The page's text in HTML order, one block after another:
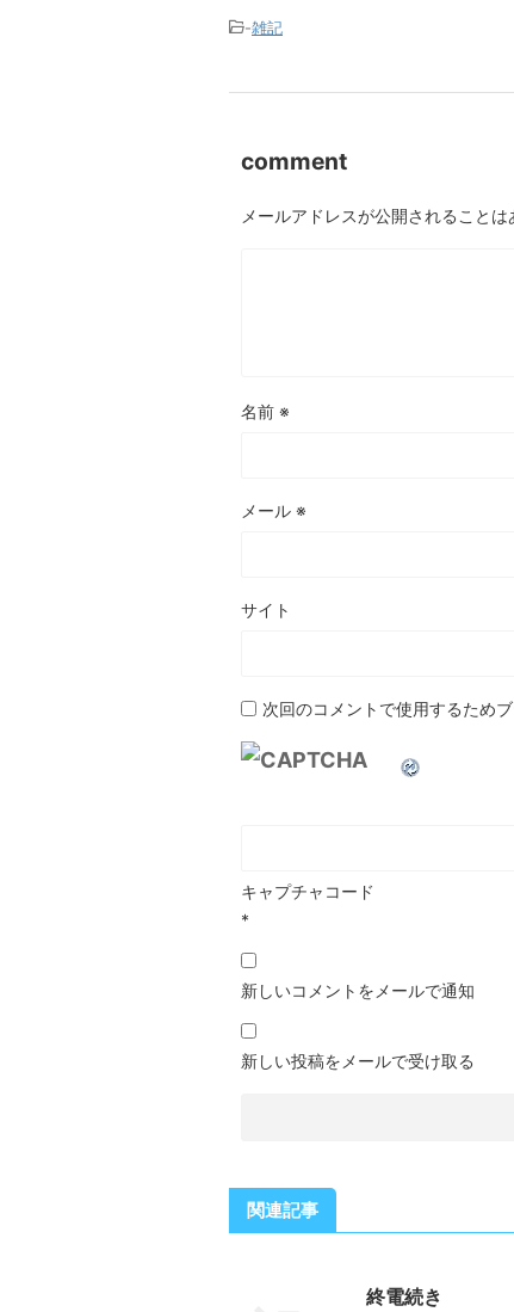
-雑記
comment
メールアドレスが公開されることは
名前 ※
メール ※
サイト
次回のコメントで使用するため
キャプチャコード
*
新しいコメントをメールで通知
新しい投稿をメールで受け取る
関連記事
終電続き